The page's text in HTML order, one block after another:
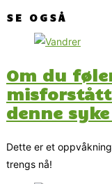
SE OGSÅ
Om du
denne
Dette er et
trengs nå!